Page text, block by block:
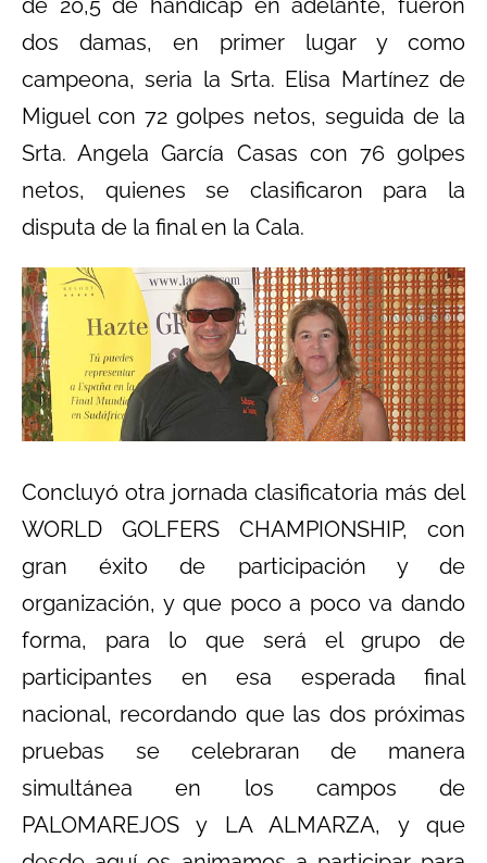
de 20,5 de hándicap en adelante, fueron
dos damas, en primer lugar y como
campeona, seria la Srta. Elisa Martínez de
Miguel con 72 golpes netos, seguida de la
Srta. Angela García Casas con 76 golpes
netos, quienes se clasificaron para la
disputa de la final en la Cala.
Concluyó otra jornada clasificatoria más del
WORLD GOLFERS CHAMPIONSHIP, con
gran éxito de participación y de
organización, y que poco a poco va dando
forma, para lo que será el grupo de
participantes en esa esperada final
nacional, recordando que las dos próximas
pruebas se celebraran de manera
simultánea en los campos de
PALOMAREJOS y LA ALMARZA, y que